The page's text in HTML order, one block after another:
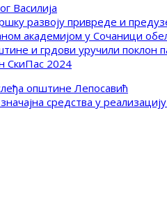
Василија
развоју привреде и
академијом у Сочаници
и грдови уручили
СкиПас 2024
средства у